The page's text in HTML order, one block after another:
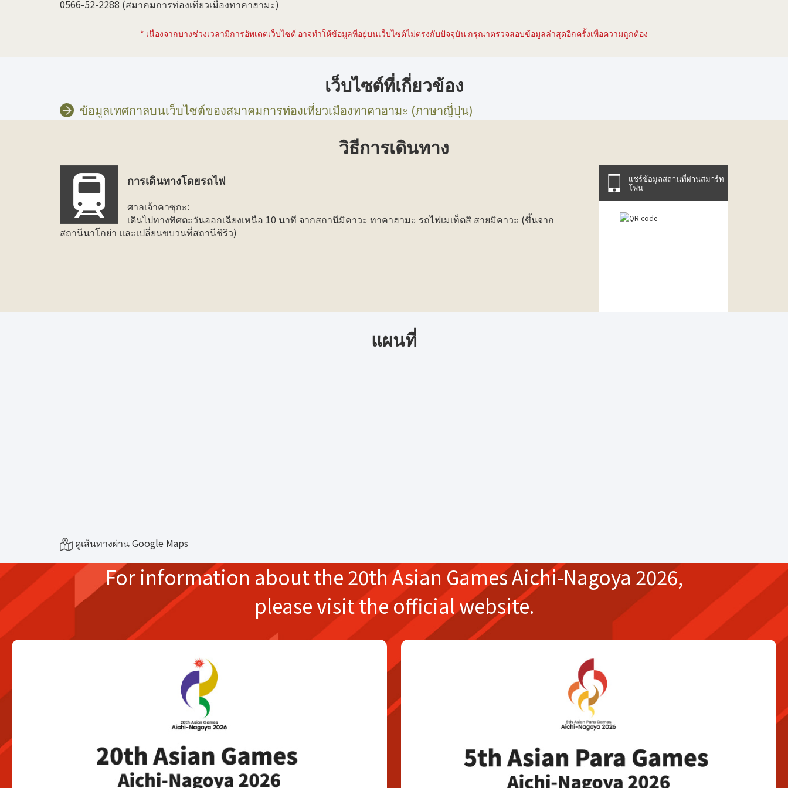
0566-52-2288 (สมาคมการท่องเที่ยวเมืองทาคาฮามะ)
* เนื่องจากบางช่วงเวลามีการอัพเดตเว็บไซต์ อาจทำให้ข้อมูลที่อยู่บนเว็บไซต์ไม่ตรงกับปัจจุบัน กรุณาตรวจสอบข้อมูลล่าสุดอีกครั้งเพื่อความถูกต้อง
เว็บไซต์ที่เกี่ยวข้อง
ข้อมูลเทศกาลบนเว็บไซต์ของสมาคมการท่องเที่ยวเมืองทาคาฮามะ (ภาษาญี่ปุ่น)
วิธีการเดินทาง
การเดินทางโดยรถไฟ
ศาลเจ้าคาซุกะ:
เดินไปทางทิศตะวันออกเฉียงเหนือ 10 นาที จากสถานีมิคาวะ ทาคาฮามะ รถไฟเมเท็ตสึ สายมิคาวะ (ขึ้นจาก
สถานีนาโกย่า และเปลี่ยนขบวนที่สถานีชิริว)
แชร์ข้อมูลสถานที่ผ่านสมาร์ท
โฟน
แผนที่
ดูเส้นทางผ่าน Google Maps
For information about the20th Asian GamesAichi-Nagoya 2026,
pleasevisit the official website.